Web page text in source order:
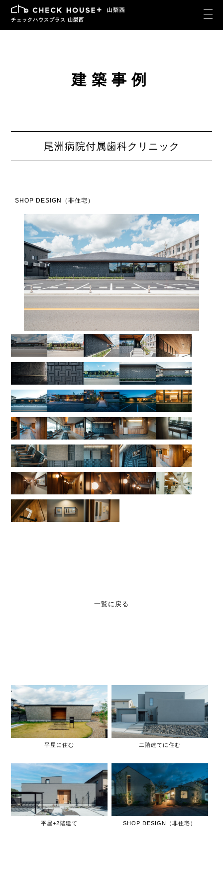
チェックハウスプラス 山梨西
建築事例
尾洲病院付属歯科クリニック
SHOP DESIGN（非住宅）
一覧に戻る
平屋に住む 二階建てに住む
平屋+2階建て SHOP DESIGN（非住宅）